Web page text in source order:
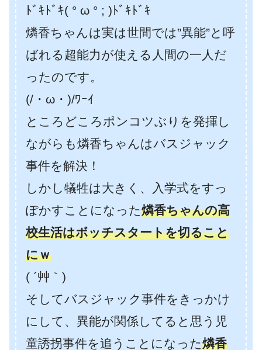
ﾄﾞｷﾄﾞｷ( ° ω ° ; )ﾄﾞｷﾄﾞｷ
燐香ちゃんは実は世間では”異能”と呼
ばれる超能力が使える人間の一人だ
ったのです。
(/・ω・)/ﾜｰｲ
ところどころポンコツぶりを発揮し
ながらも燐香ちゃんはバスジャック
事件を解決！
しかし犠牲は大きく、入学式をすっ
ぽかすことになった燐香ちゃんの高
校生活はボッチスタートを切ること
にｗ
( ´艸｀)
そしてバスジャック事件をきっかけ
にして、異能が関係してると思う児
童誘拐事件を追うことになった燐香